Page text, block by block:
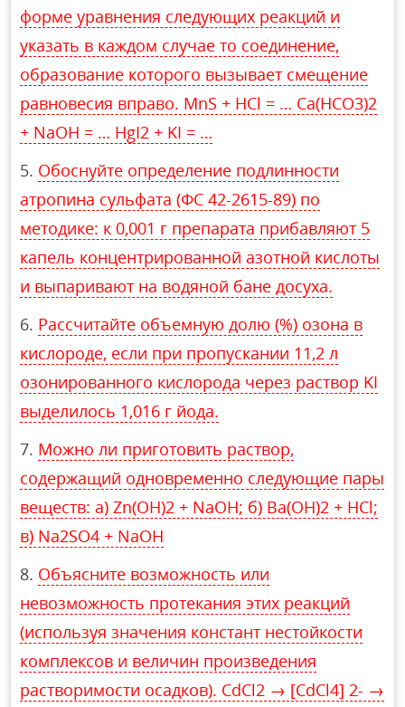
форме уравнения следующих реакций и
указать в каждом случае то соединение,
образование которого вызывает смещение
равновесия вправо. MnS + HCl = … Ca(HCO3)2
+ NaOH = … HgI2 + KI = …
Обоснуйте определение подлинности
атропина сульфата (ФС 42-2615-89) по
методике: к 0,001 г препарата прибавляют 5
капель концентрированной азотной кислоты
и выпаривают на водяной бане досуха.
Рассчитайте объемную долю (%) озона в
кислороде, если при пропускании 11,2 л
озонированного кислорода через раствор KI
выделилось 1,016 г йода.
Можно ли приготовить раствор,
содержащий одновременно следующие пары
веществ: a) Zn(OH)2 + NaOH; б) Ba(OH)2 + HCl;
в) Na2SO4 + NaOH
Объясните возможность или
невозможность протекания этих реакций
(используя значения констант нестойкости
комплексов и величин произведения
растворимости осадков). CdCl2 → [CdCl4] 2- →